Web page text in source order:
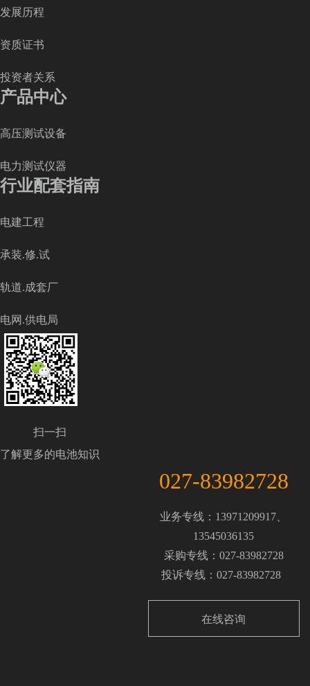
发展历程
资质证书
投资者关系
产品中心
高压测试设备
电力测试仪器
行业配套指南
电建工程
承装.修.试
轨道.成套厂
电网.供电局
扫一扫
了解更多的电池知识
027-83982728
业务专线：13971209917、
13545036135
采购专线：027-83982728
投诉专线：027-83982728
在线咨询